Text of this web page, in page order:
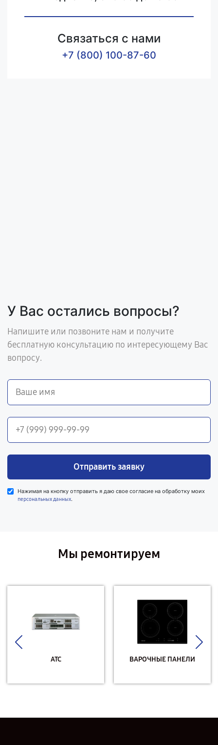
Связаться с нами
+7 (800) 100-87-60
У Вас остались вопросы?
Напишите или позвоните нам и получите
бесплатную консультацию по интересующему Вас
вопросу.
Отправить заявку
Нажимая на кнопку отправить я даю свое согласие на обработку моих
персональных данных.
Мы ремонтируем
АТС ВАРОЧНЫЕ ПАНЕЛИ